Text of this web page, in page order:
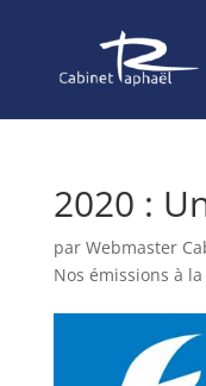
2020 :
par Webmaster
Nos émissions à